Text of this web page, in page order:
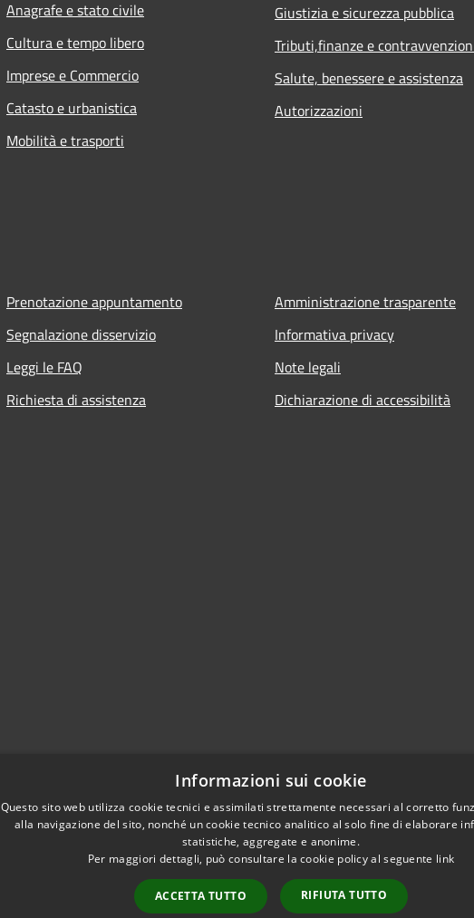
Anagrafe e stato civile
Cultura e tempo libero
Imprese e Commercio
Catasto e urbanistica
Mobilità e trasporti
Giustizia e sicurezza pubblica
Tributi,finanze e
Salute, benessere e assistenza
Autorizzazioni
Prenotazione appuntamento
Segnalazione disservizio
Leggi le FAQ
Richiesta di assistenza
Amministrazione trasparente
Informativa privacy
Note legali
Dichiarazione di accessibilità
WhatsApp Cerreto Copyright © 2026 •
Informazioni sui cookie
Questo sito web utilizza cookie tecnici e assimilati strettamente necessari al corretto
alla navigazione del sito, nonché un cookie tecnico analitico al solo fine di elaborare
statistiche, aggregate e anonime.
Per maggiori dettagli, può consultare la cookie policy al seguente link
ACCETTA TUTTO RIFIUTA TUTTO